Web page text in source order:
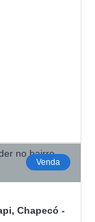
Venda
Chapecó -